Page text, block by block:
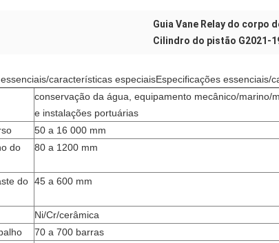
Guia Vane Relay do corpo
Cilindro do pistão G2021-
características especiaisEspecificações essenciais/
conservação da água, equipamento mecânico/
e instalações portuárias
50 a 16 000 mm
do
80 a 1200 mm
do 45 a 600 mm
Ni/Cr/cerâmica
70 a 700 barras